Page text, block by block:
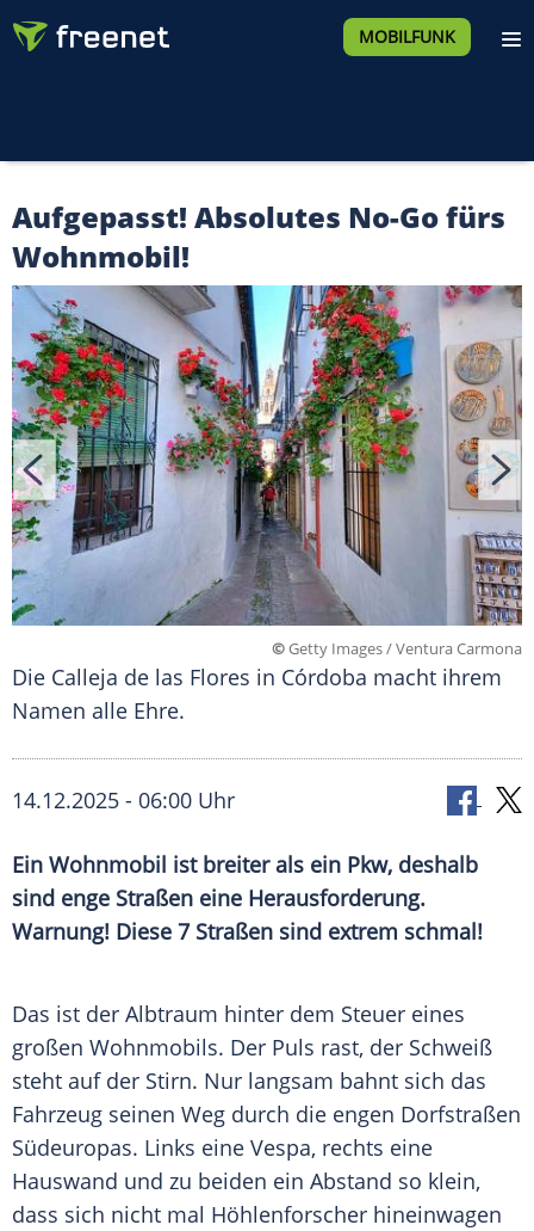
MOBILFUNK
Aufgepasst! Absolutes No-Go fürs
Wohnmobil!
©Getty Images / Ventura Carmona
Die Calleja de las Flores in Córdoba macht ihrem
Namen alle Ehre.
14.12.2025 - 06:00 Uhr
Ein Wohnmobil ist breiter als ein Pkw, deshalb
sind enge Straßen eine Herausforderung.
Warnung! Diese 7 Straßen sind extrem schmal!
Das ist der Albtraum hinter dem Steuer eines
großen Wohnmobils. Der Puls rast, der Schweiß
steht auf der Stirn. Nur langsam bahnt sich das
Fahrzeug seinen Weg durch die engen Dorfstraßen
Südeuropas. Links eine Vespa, rechts eine
Hauswand und zu beiden ein Abstand so klein,
dass sich nicht mal Höhlenforscher hineinwagen